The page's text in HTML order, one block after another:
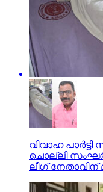
വിവാഹ
ചൊല്ലി
ലീഗ്‌ നേതാവിന്